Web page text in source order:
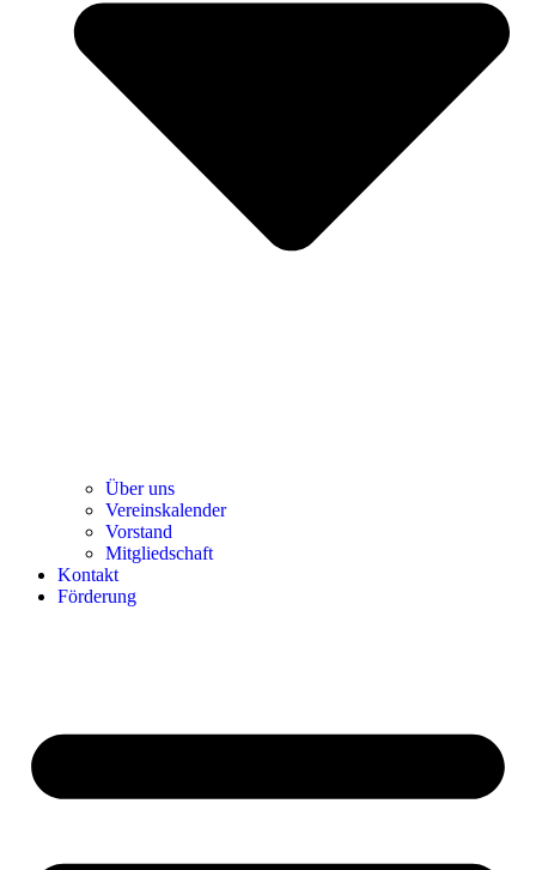
Über uns
Ver­einska­len­der
Vor­stand
Mit­glied­schaft
Kon­takt
För­de­rung